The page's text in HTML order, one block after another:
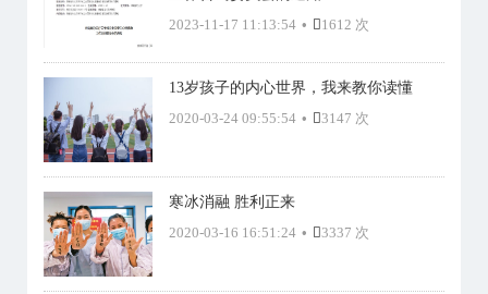
2023-11-17 11:13:54 • 1612 次
13岁孩子的内心世界，我来教你读懂
2020-03-24 09:55:54 • 3147 次
寒冰消融 胜利正来
2020-03-16 16:51:24 • 3337 次